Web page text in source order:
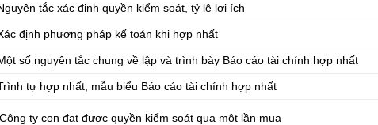
tắc xác định quyền kiểm soát, tỷ lệ lợi ích
định phương pháp kế toán khi hợp nhất
số nguyên tắc chung về lập và trình bày Báo cáo tài chính hợp nhất
tự hợp nhất, mẫu biểu Báo cáo tài chính hợp nhất
ty con đạt được quyền kiểm soát qua một lần mua